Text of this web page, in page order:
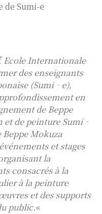
de Sumi-e
Ecole Internationale
des enseignants
(Sumi‐e),
en
de Beppe
et de peinture Sumi‐
Beppe Mokuza
et stages
la
consacrés à la
à la peinture
et des supports
public.«